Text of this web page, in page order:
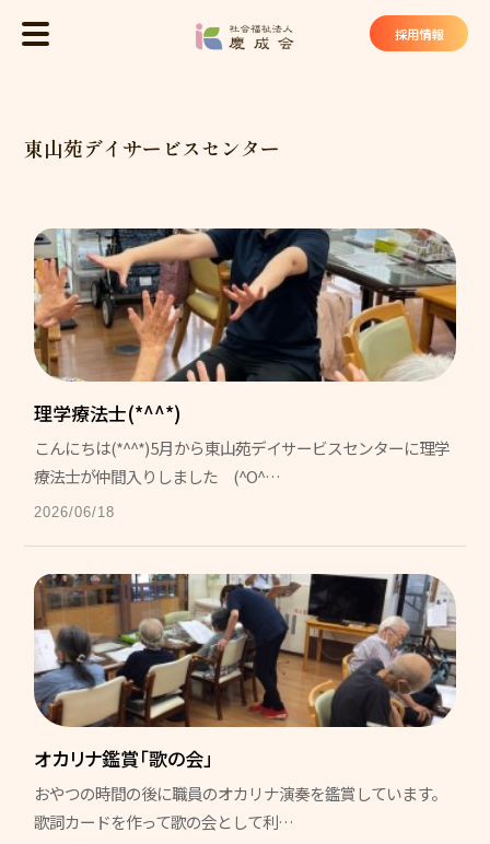
社会福祉
採用情報
慶成会について
法人概要
私たちが大切にしていること
慶成会の取り組み
サービス・施設
ケアハウス ヴィラ東山苑
グループホーム 花みずき
ケアレジデンス東山
東山苑デイサービスセンター
きさらぎデイサービスセンター
デイサービスセンター野の花
介護計画相談センター こすもす
東山苑デイサービスセンター
理学療法士(*^^*)
こんにちは(*^^*) 5月から東山苑デイサービスセンターに理学
療法士が仲間入りしました (^O^…
2026/06/18
オカリナ鑑賞「歌の会」
おやつの時間の後に職員のオカリナ演奏を鑑賞しています。
歌詞カードを作って歌の会として利…